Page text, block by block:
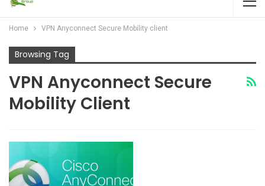
Home VPN Anyconnect Secure Mobility client
Browsing Tag
VPN Anyconnect Secure
Mobility Client